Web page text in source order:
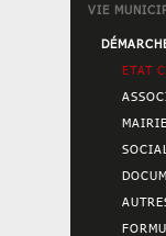
VIE
ETAT
MAIRIE
SOCIAL